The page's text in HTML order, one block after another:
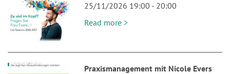
25/11/2026 19:00 - 20:00
Read more >
Praxismanagement mit Nicole Evers